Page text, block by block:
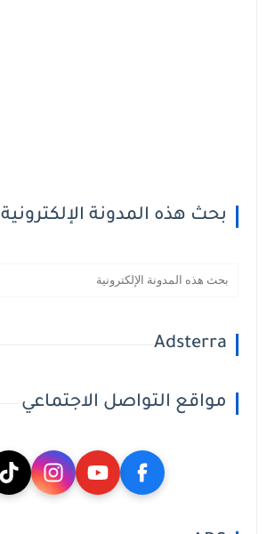
بحث هذه المدونة الإلكترونية
Adsterra
مواقع التواصل الاجتماعي